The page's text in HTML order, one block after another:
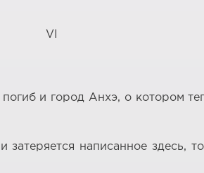
VI
и город Анхэ, о котором
написанное здесь,